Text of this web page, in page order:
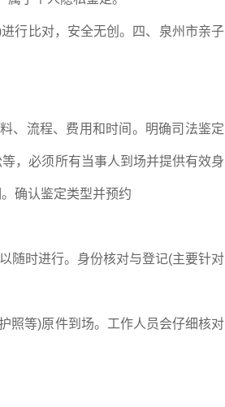
行比对，安全无创。四、泉州市亲子
、流程、费用和时间。明确司法鉴定
，必须所有当事人到场并提供有效身
确认鉴定类型并预约
随时进行。身份核对与登记(主要针对
照等)原件到场。工作人员会仔细核对